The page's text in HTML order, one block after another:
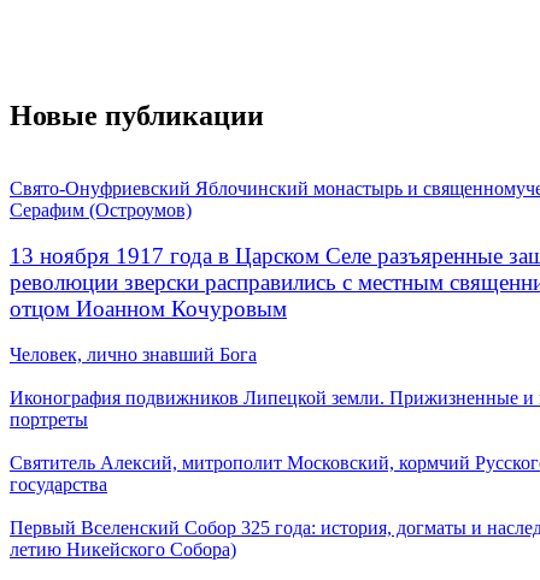
Новые публикации
Свято-Онуфриевский Яблочинский монастырь и
Серафим (Остроумов)
13 ноября 1917 года в Царском Селе разъяренные
революции зверски расправились с местным
отцом Иоанном Кочуровым
Человек, лично знавший Бога
Иконография подвижников Липецкой земли. Прижизненные и
портреты
Святитель Алексий, митрополит Московский, кормчий
государства
Первый Вселенский Собор 325 года: история, догматы и
летию Никейского Собора)